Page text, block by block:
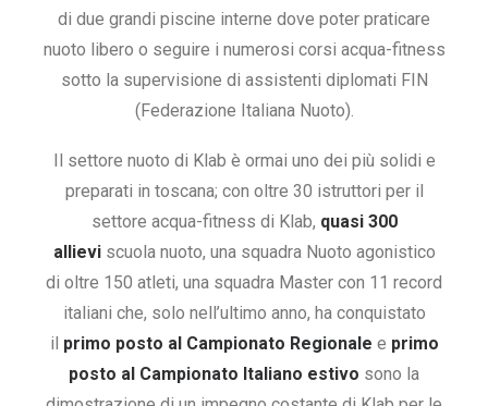
di due grandi piscine interne dove poter praticare
nuoto libero o seguire i numerosi corsi acqua-fitness
sotto la supervisione di assistenti diplomati FIN
(Federazione Italiana Nuoto).
Il settore nuoto di Klab è ormai uno dei più solidi e
preparati in toscana; con oltre 30 istruttori per il
settore acqua-fitness di Klab, quasi 300
allieviscuola nuoto, una squadra Nuoto agonistico
di oltre 150 atleti, una squadra Master con 11 record
italiani che, solo nell’ultimo anno, ha conquistato
il primo posto al Campionato Regionale e primo
posto al Campionato Italiano estivo sono la